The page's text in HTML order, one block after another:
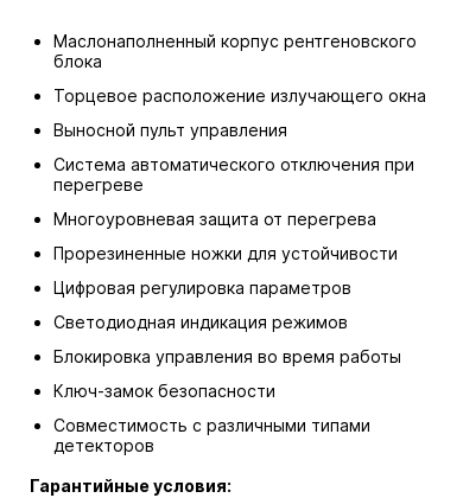
Маслонаполненный корпус рентгеновского
блока
Торцевое расположение излучающего окна
Выносной пульт управления
Система автоматического отключения при
перегреве
Многоуровневая защита от перегрева
Прорезиненные ножки для устойчивости
Цифровая регулировка параметров
Светодиодная индикация режимов
Блокировка управления во время работы
Ключ-замок безопасности
Совместимость с различными типами
детекторов
Гарантийные условия: